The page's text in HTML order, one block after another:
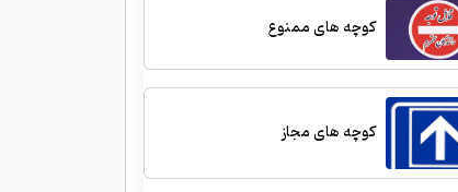
کوچه های ممنوع
کوچه های مجاز